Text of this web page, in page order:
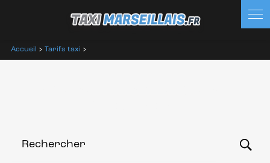
Accueil > Tarifs taxi >
Rechercher